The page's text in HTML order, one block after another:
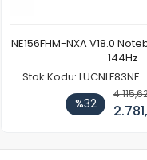
NE156FHM-NXA V18.0
144Hz
Stok Kodu: LUCNLF83NF
%32